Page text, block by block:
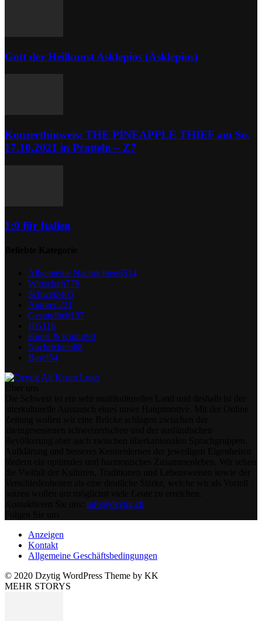
Gott der Heilkunst Asklepios (Äsklepios)
Konzerthinweis: THE PINEAPPLE THIEF am So.
17.10.2021 in Pratteln – Z7
1:0 für Italien
Allgemeine Nachrichten6514
Wirtschaft778
Schweiz405
Autoren221
Gesundheit197
HG116
Kunst & Kultur90
Nachrichten68
Basel54
info@dzytig.ch
Anzeigen
Kontakt
Allgemeine Geschäftsbedingungen
© 2020 Dzytig WordPress Theme by KK
MEHR STORYS